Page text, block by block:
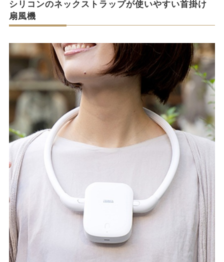
シリコンのネックストラップが使いやすい首掛け
扇風機